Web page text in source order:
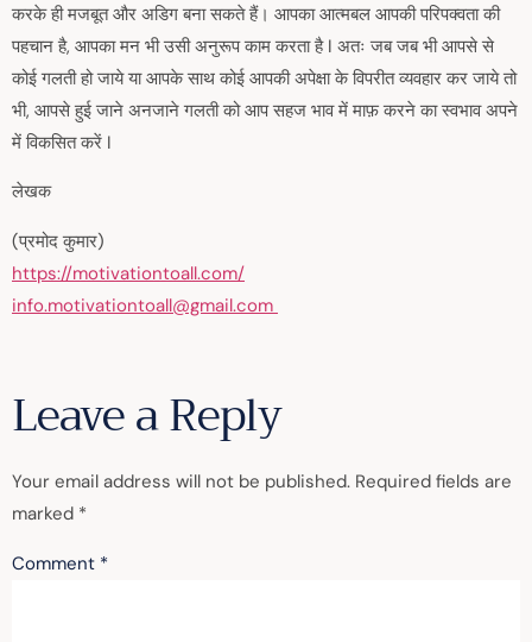
करके ही मजबूत और अडिग बना सकते हैं। आपका आत्मबल आपकी परिपक्वता की
पहचान है, आपका मन भी उसी अनुरूप काम करता है I अतः जब जब भी आपसे से
कोई गलती हो जाये या आपके साथ कोई आपकी अपेक्षा के विपरीत व्यवहार कर जाये तो
भी, आपसे हुई जाने अनजाने गलती को आप सहज भाव में माफ़ करने का स्वभाव अपने
में विकसित करें I
लेखक
(प्रमोद कुमार)
https://motivationtoall.com/
info.motivationtoall@gmail.com
Leave a Reply
Your email address will not be published. Required fields are
marked *
Comment *